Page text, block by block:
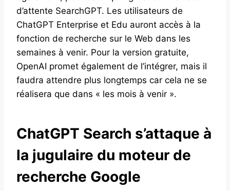
d’attente SearchGPT. Les utilisateurs de
ChatGPT Enterprise et Edu auront accès à la
fonction de recherche sur le Web dans les
semaines à venir. Pour la version gratuite,
OpenAI promet également de l’intégrer, mais il
faudra attendre plus longtemps car cela ne se
réalisera que dans « les mois à venir ».
ChatGPT Search s’attaque à
la jugulaire du moteur de
recherche Google